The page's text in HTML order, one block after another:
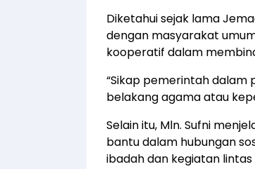
Diketahui sejak lama
dengan masyarakat
kooperatif dalam
“Sikap pemerintah
belakang agama atau
Selain itu, Mln. Sufni
bantu dalam hubungan
ibadah dan kegiatan lintas